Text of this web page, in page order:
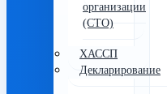
организации
(СТО)
ХАССП
Декларирование